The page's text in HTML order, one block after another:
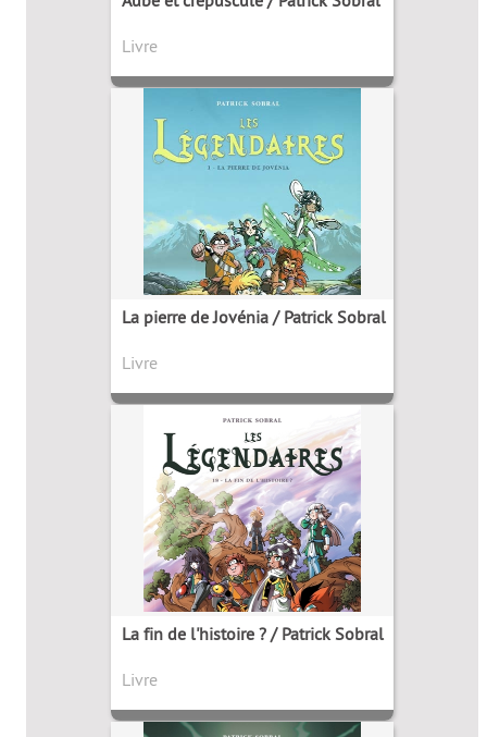
Livre
La pierre de Jovénia / Patrick Sobral
Livre
La fin de l'histoire ? / Patrick Sobral
Livre